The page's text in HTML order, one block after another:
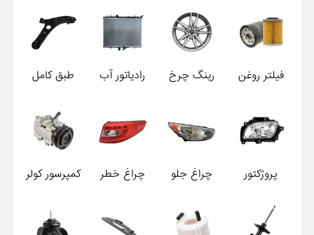
فیلتر روغن رینگ چرخ رادیاتور آب طبق کامل
پروژکتور چراغ جلو چراغ خطر کمپرسور کولر